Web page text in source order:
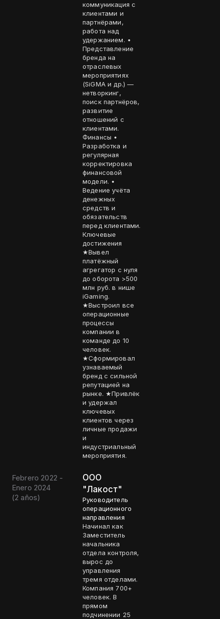
коммуникация с
клиентами и
партнёрами,
работа над
удержанием. •
Представление
бренда на
отраслевых
мероприятиях
(SiGMA и др.) —
нетворкинг,
поиск партнёров,
развитие
отношений с
клиентами.
Финансы •
Разработка и
регулярная
корректировка
финансовой
модели. •
Ведение учёта
денежных
средств и
обязательств
перед клиентами.
Ключевые
достижения
★Вывел
платёжный
агрегатор с нуля
до оборота >500
млн руб. в нише
iGaming.
★Выстроил все
операционные
процессы
компании в
команде до 10
человек.
★Сформировал
узнаваемый
бренд с сильной
репутацией на
рынке. ★Привлёк
и удержал
ключевых
клиентов через
личные продажи
и
индустриальный
мероприятия.
Febrero 2022 -
Enero 2024
(2 años)
OOO
"Лакост"
Руководитель
операционного
направления
Начинал как
Заместитель
начальника
отдела контроля,
вырос до
управления
тремя отделами.
Компания 700+
человек. В
прямом
подчинении 25